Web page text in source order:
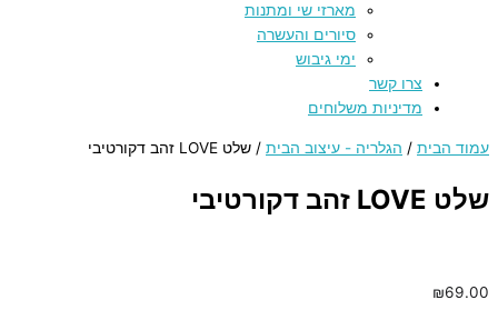
מארזי שי ומתנות
סיורים והעשרה
ימי גיבוש
צרו קשר
מדיניות משלוחים
עמוד הבית / הגלריה - עיצוב הבית / שלט LOVE זהב דקורטיבי
שלט LOVE זהב דקורטיבי
₪69.00